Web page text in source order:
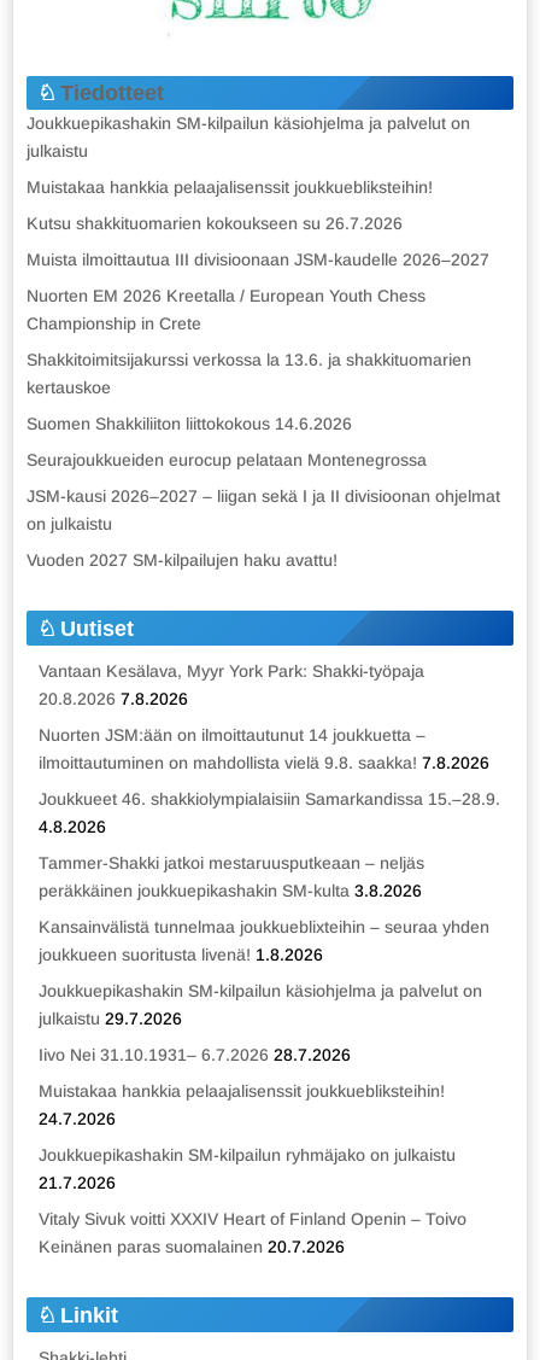
Tiedotteet
Joukkuepikashakin SM-kilpailun käsiohjelma ja palvelut on
julkaistu
Muistakaa hankkia pelaajalisenssit joukkuebliksteihin!
Kutsu shakkituomarien kokoukseen su 26.7.2026
Muista ilmoittautua III divisioonaan JSM-kaudelle 2026–2027
Nuorten EM 2026 Kreetalla / European Youth Chess
Championship in Crete
Shakkitoimitsijakurssi verkossa la 13.6. ja shakkituomarien
kertauskoe
Suomen Shakkiliiton liittokokous 14.6.2026
Seurajoukkueiden eurocup pelataan Montenegrossa
JSM-kausi 2026–2027 – liigan sekä I ja II divisioonan ohjelmat
on julkaistu
Vuoden 2027 SM-kilpailujen haku avattu!
Uutiset
Vantaan Kesälava, Myyr York Park: Shakki-työpaja
20.8.2026 7.8.2026
Nuorten JSM:ään on ilmoittautunut 14 joukkuetta –
ilmoittautuminen on mahdollista vielä 9.8. saakka! 7.8.2026
Joukkueet 46. shakkiolympialaisiin Samarkandissa 15.–28.9.
4.8.2026
Tammer-Shakki jatkoi mestaruusputkeaan – neljäs
peräkkäinen joukkuepikashakin SM-kulta 3.8.2026
Kansainvälistä tunnelmaa joukkueblixteihin – seuraa yhden
joukkueen suoritusta livenä! 1.8.2026
Joukkuepikashakin SM-kilpailun käsiohjelma ja palvelut on
julkaistu 29.7.2026
Iivo Nei 31.10.1931– 6.7.2026 28.7.2026
Muistakaa hankkia pelaajalisenssit joukkuebliksteihin!
24.7.2026
Joukkuepikashakin SM-kilpailun ryhmäjako on julkaistu
21.7.2026
Vitaly Sivuk voitti XXXIV Heart of Finland Openin – Toivo
Keinänen paras suomalainen 20.7.2026
Linkit